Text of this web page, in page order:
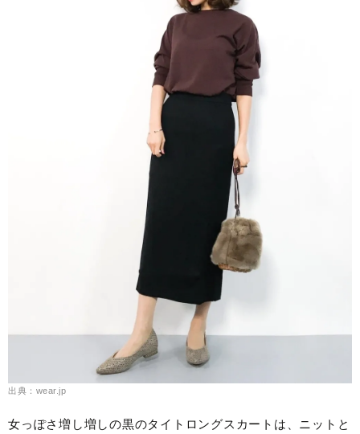
出典：wear.jp
女っぽさ増し増しの黒のタイトロングスカートは、ニットと